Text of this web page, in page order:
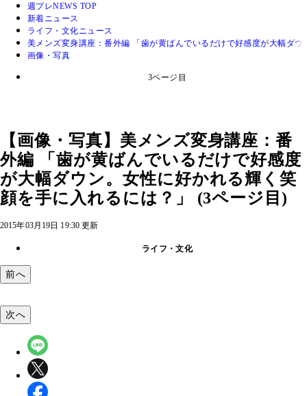
週プレNEWS TOP
新着ニュース
ライフ・文化ニュース
美メンズ変身講座：番外編 「歯が黄ばんでいるだけで好感度が大幅ダ
画像・写真
3ページ目
【画像・写真】美メンズ変身講座：番
外編 「歯が黄ばんでいるだけで好感度
が大幅ダウン。女性に好かれる輝く笑
顔を手に入れるには？」 (3ページ目)
2015年03月19日 19:30 更新
ライフ・文化
前へ
次へ